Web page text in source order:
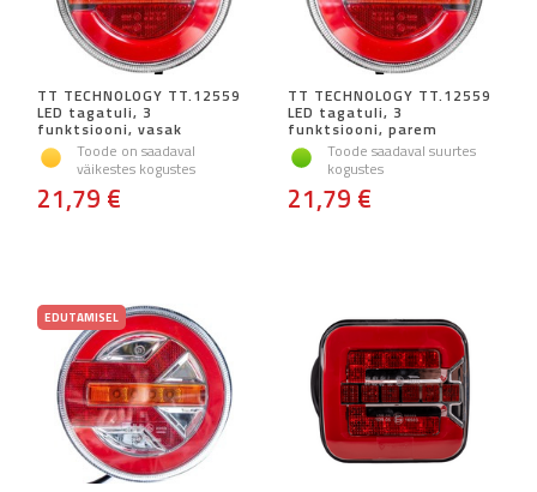
TT TECHNOLOGY TT.12559
LED tagatuli, 3
funktsiooni, vasak
Toode on saadaval
väikestes kogustes
21,79 €
TT TECHNOLOGY TT.12559
LED tagatuli, 3
funktsiooni, parem
Toode saadaval suurtes
kogustes
21,79 €
EDUTAMISEL